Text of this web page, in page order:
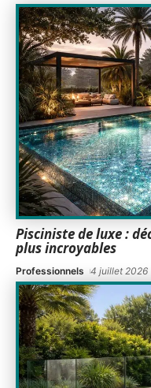
Pisciniste de luxe :
plus incroyables
Professionnels 4 juillet 2026